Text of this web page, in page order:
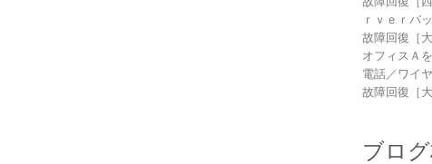
ｒｖｅｒバ
故障回復［
オフィスＡ
電話／ワイ
故障回復［
ブロ